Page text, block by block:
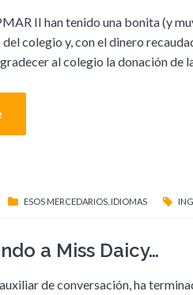
II han tenido una bonita (y
colegio y, con el dinero
al colegio la donación de
ESOS MERCEDARIOS IDIOMAS
a Miss Daicy…
de conversación, ha